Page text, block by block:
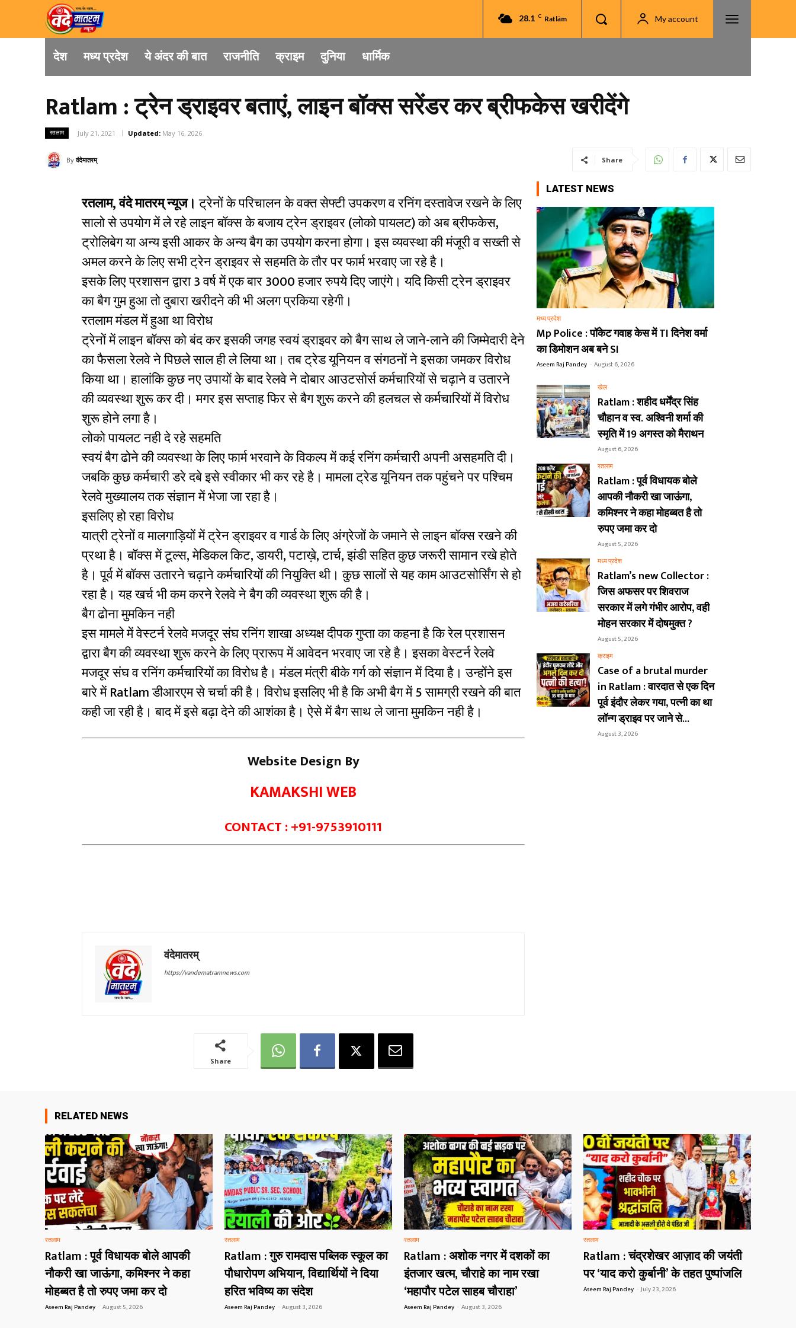
28.1 C Ratlām My account
देश मध्य प्रदेश ये अंदर की बात राजनीति क्राइम दुनिया धार्मिक
Ratlam : ट्रेन ड्राइवर बताएं, लाइन बॉक्स सरेंडर कर ब्रीफकेस खरीदेंगे
रतलाम July 21, 2021 Updated: May 16, 2026
By वंदेमातरम् Share
रतलाम, वंदे मातरम् न्यूज। ट्रेनों के परिचालन के वक्त सेफ्टी उपकरण व रनिंग दस्तावेज रखने के लिए
सालो से उपयोग में ले रहे लाइन बॉक्स के बजाय ट्रेन ड्राइवर (लोको पायलट) को अब ब्रीफकेस,
ट्रोलिबेग या अन्य इसी आकर के अन्य बैग का उपयोग करना होगा। इस व्यवस्था की मंजूरी व सख्ती से
अमल करने के लिए सभी ट्रेन ड्राइवर से सहमति के तौर पर फार्म भरवाए जा रहे है।
इसके लिए प्रशासन द्वारा 3 वर्ष में एक बार 3000 हजार रुपये दिए जाएंगे। यदि किसी ट्रेन ड्राइवर
का बैग गुम हुआ तो दुबारा खरीदने की भी अलग प्रकिया रहेगी।
रतलाम मंडल में हुआ था विरोध
ट्रेनों में लाइन बॉक्स को बंद कर इसकी जगह स्वयं ड्राइवर को बैग साथ ले जाने-लाने की जिम्मेदारी देने
का फैसला रेलवे ने पिछले साल ही ले लिया था। तब ट्रेड यूनियन व संगठनों ने इसका जमकर विरोध
किया था। हालांकि कुछ नए उपायों के बाद रेलवे ने दोबार आउटसोर्स कर्मचारियों से चढ़ाने व उतारने
की व्यवस्था शुरू कर दी। मगर इस सप्ताह फिर से बैग शुरू करने की हलचल से कर्मचारियों में विरोध
शुरू होने लगा है।
लोको पायलट नही दे रहे सहमति
स्वयं बैग ढोने की व्यवस्था के लिए फार्म भरवाने के विकल्प में कई रनिंग कर्मचारी अपनी असहमति दी।
जबकि कुछ कर्मचारी डरे दबे इसे स्वीकार भी कर रहे है। मामला ट्रेड यूनियन तक पहुंचने पर पश्चिम
रेलवे मुख्यालय तक संज्ञान में भेजा जा रहा है।
इसलिए हो रहा विरोध
यात्री ट्रेनों व मालगाड़ियों में ट्रेन ड्राइवर व गार्ड के लिए अंग्रेजों के जमाने से लाइन बॉक्स रखने की
प्रथा है। बॉक्स में टूल्स, मेडिकल किट, डायरी, पटाख़े, टार्च, झंडी सहित कुछ जरूरी सामान रखे होते
है। पूर्व में बॉक्स उतारने चढ़ाने कर्मचारियों की नियुक्ति थी। कुछ सालों से यह काम आउटसोर्सिंग से हो
रहा है। यह खर्च भी कम करने रेलवे ने बैग की व्यवस्था शुरू की है।
बैग ढोना मुमकिन नही
इस मामले में वेस्टर्न रेलवे मजदूर संघ रनिंग शाखा अध्यक्ष दीपक गुप्ता का कहना है कि रेल प्रशासन
द्वारा बैग की व्यवस्था शुरू करने के लिए प्रारूप में आवेदन भरवाए जा रहे है। इसका वेस्टर्न रेलवे
मजदूर संघ व रनिंग कर्मचारियों का विरोध है। मंडल मंत्री बीके गर्ग को संज्ञान में दिया है। उन्होंने इस
बारे में Ratlam डीआरएम से चर्चा की है। विरोध इसलिए भी है कि अभी बैग में 5 सामग्री रखने की बात
कही जा रही है। बाद में इसे बढ़ा देने की आशंका है। ऐसे में बैग साथ ले जाना मुमकिन नही है।
Website Design By
KAMAKSHI WEB
CONTACT : +91-9753910111
वंदेमातरम्
https://vandematramnews.com
Share
LATEST NEWS
मध्य प्रदेश
Mp Police : पॉकेट गवाह केस में TI दिनेश वर्मा
का डिमोशन अब बने SI
Aseem Raj Pandey - August 6, 2026
खेल
Ratlam : शहीद धर्मेंद्र सिंह
चौहान व स्व. अश्विनी शर्मा की
स्मृति में 19 अगस्त को मैराथन
August 6, 2026
रतलाम
Ratlam : पूर्व विधायक बोले
आपकी नौकरी खा जाऊंगा,
कमिश्नर ने कहा मोहब्बत है तो
रुपए जमा कर दो
August 5, 2026
मध्य प्रदेश
Ratlam’s new Collector :
जिस अफसर पर शिवराज
सरकार में लगे गंभीर आरोप, वही
मोहन सरकार में दोषमुक्त ?
August 5, 2026
क्राइम
Case of a brutal murder
in Ratlam : वारदात से एक दिन
पूर्व इंदौर लेकर गया, पत्नी का था
लॉन्ग ड्राइव पर जाने से...
August 3, 2026
RELATED NEWS
रतलाम
Ratlam : पूर्व विधायक बोले आपकी
नौकरी खा जाऊंगा, कमिश्नर ने कहा
मोहब्बत है तो रुपए जमा कर दो
Aseem Raj Pandey - August 5, 2026
रतलाम
Ratlam : गुरु रामदास पब्लिक स्कूल का
पौधारोपण अभियान, विद्यार्थियों ने दिया
हरित भविष्य का संदेश
Aseem Raj Pandey - August 3, 2026
रतलाम
Ratlam : अशोक नगर में दशकों का
इंतजार खत्म, चौराहे का नाम रखा
‘महापौर पटेल साहब चौराहा’
Aseem Raj Pandey - August 3, 2026
रतलाम
Ratlam : चंद्रशेखर आज़ाद की जयंती
पर ‘याद करो कुर्बानी’ के तहत पुष्पांजलि
Aseem Raj Pandey - July 23, 2026